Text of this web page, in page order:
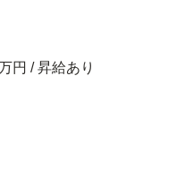
円 / 昇給あり